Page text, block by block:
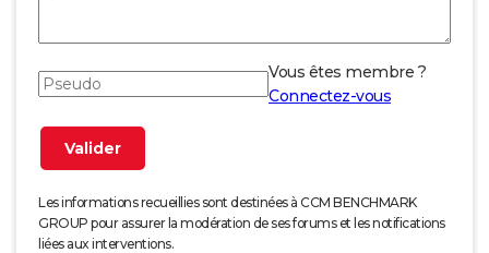
Vous êtes membre ?
Connectez-vous
Les informations recueillies sont destinées à CCM BENCHMARK
GROUP pour assurer la modération de ses forums et les notifications
liées aux interventions.